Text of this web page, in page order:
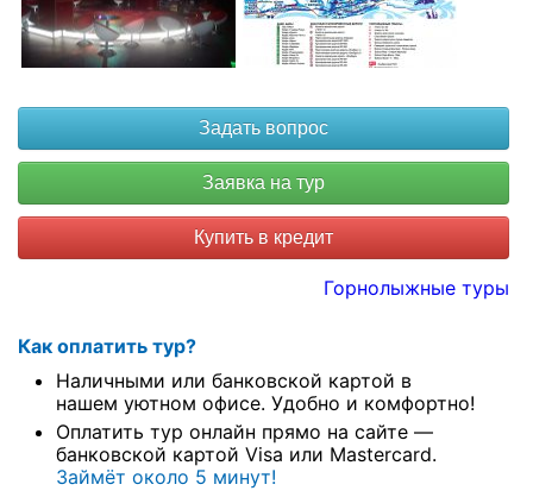
Купить в кредит
Горнолыжные туры
Как оплатить тур?
Наличными или банковской картой в
нашем уютном офисе. Удобно и комфортно!
Оплатить тур онлайн прямо на сайте —
банковской картой Visa или Mastercard.
Займёт около 5 минут!